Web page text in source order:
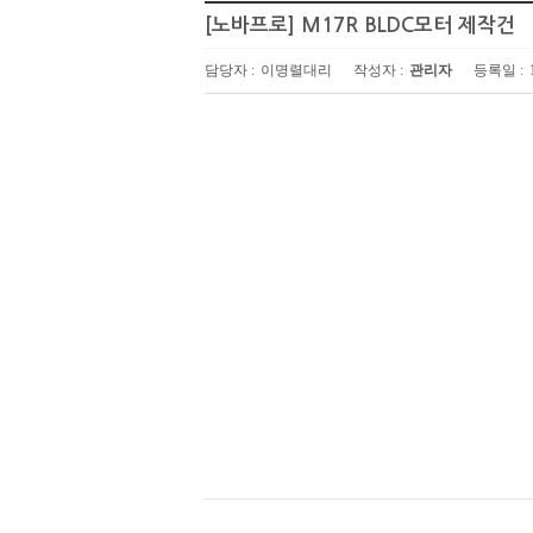
[노바프로] M17R BLDC모터 제작건
담당자 : 이명렬대리 작성자 : 관리자 등록일 :